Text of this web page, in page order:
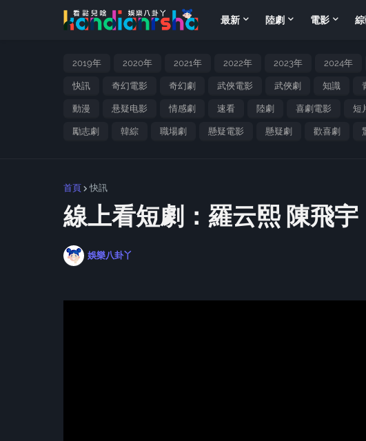
最新 陸劇 電影
2019年 2020年 2021年 2022年 2023年 2024年
快訊 奇幻電影 奇幻劇 武俠電影 武俠劇 知識
動漫 悬疑电影 情感劇 速看 陸劇 喜劇電影 短
勵志劇 韓綜 職場劇 懸疑電影 懸疑劇 歡喜劇
首頁 快訊
線上看短劇：羅云熙 陳飛宇
娛樂八卦丫